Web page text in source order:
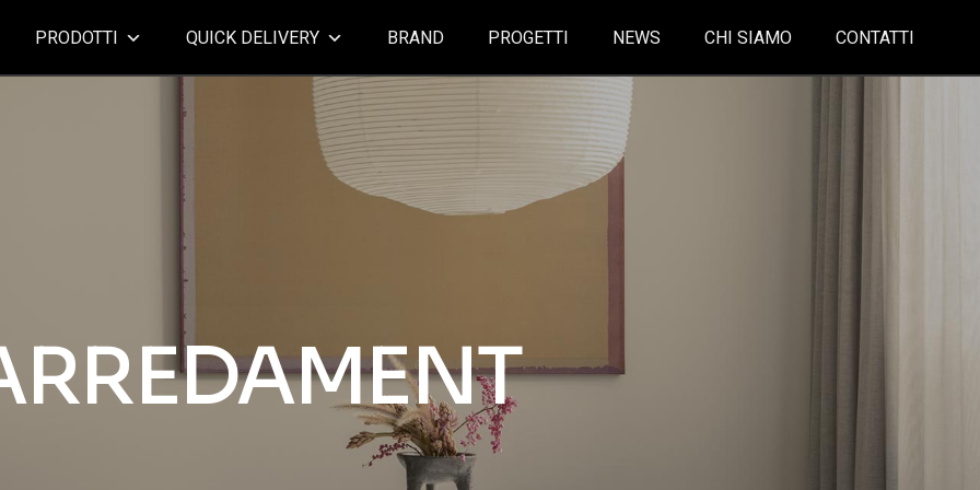
PRODOTTI QUICK DELIVERY BRAND PROGETTI NEWS CHI SIAMO CONTATTI